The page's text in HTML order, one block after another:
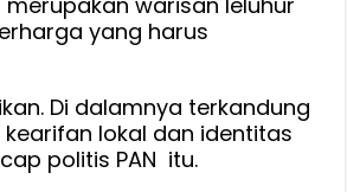
yang harus
Di dalamnya terkandung
kearifan lokal dan identitas
politis PAN itu.